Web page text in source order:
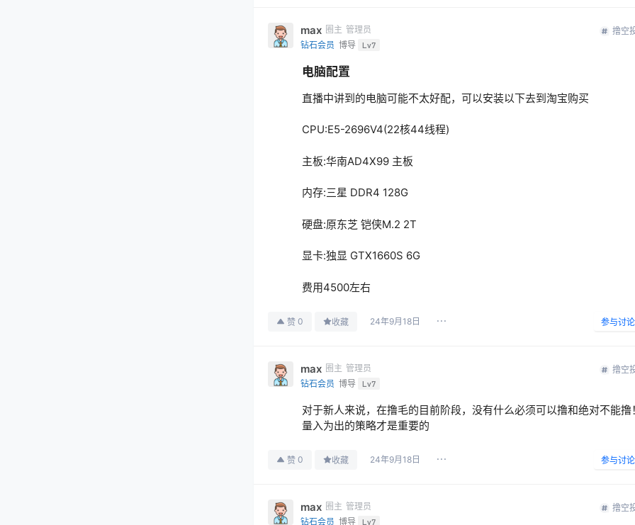
max 圈主 管理员
钻石会员 博导 Lv7
撸空
电脑配置
直播中讲到的电脑可能不太好配，可以安装以下去到淘宝购买
CPU:E5-2696V4(22核44线程)
主板:华南AD4X99 主板
内存:三星 DDR4 128G
硬盘:原东芝 铠侠M.2 2T
显卡:独显 GTX1660S 6G
费用4500左右
赞 0 收藏 24年9月18日 参与讨论
max 圈主 管理员
钻石会员 博导 Lv7
撸空
对于新人来说，在撸毛的目前阶段，没有什么必须可以撸和绝对不能撸
量入为出的策略才是重要的
赞 0 收藏 24年9月18日 参与讨论
max 圈主 管理员
钻石会员 博导 Lv7
撸空